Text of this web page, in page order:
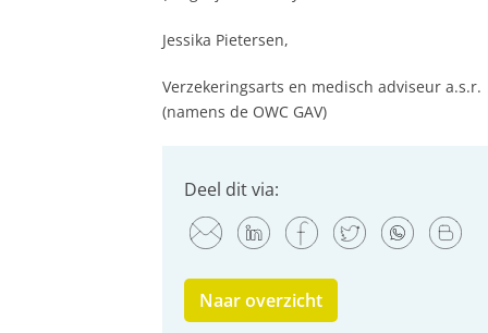
Jessika Pietersen,
Verzekeringsarts en medisch adviseur a.s.r.
(namens de OWC GAV)
Deel dit via:
Naar overzicht